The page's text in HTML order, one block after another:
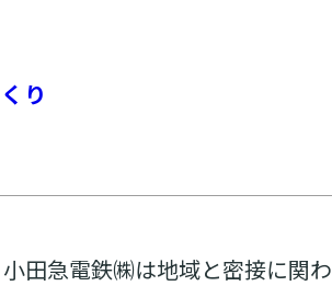
り
田急電鉄㈱は地域と密接に関わ